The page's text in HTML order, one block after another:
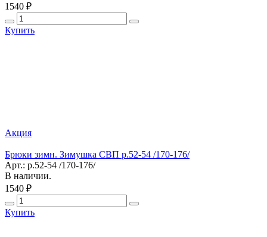
1540 ₽
Купить
Акция
Брюки зимн. Зимушка СВП р.52-54 /170-176/
Арт.: р.52-54 /170-176/
В наличии.
1540 ₽
Купить